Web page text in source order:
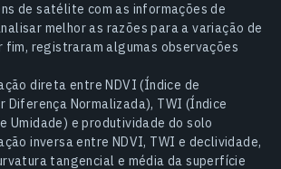
de satélite com as informações de
melhor as razões para a variação de
fim, registraram algumas observações
direta entre NDVI (Índice de
Diferença Normalizada), TWI (Índice
Umidade) e produtividade do solo
inversa entre NDVI, TWI e declividade,
tangencial e média da superfície